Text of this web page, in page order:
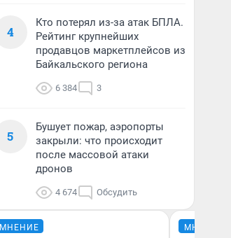
4
Кто потерял из-за атак БПЛА.
Рейтинг крупнейших
продавцов маркетплейсов из
Байкальского региона
6 384 3
5
Бушует пожар, аэропорты
закрыли: что происходит
после массовой атаки
дронов
4 674 Обсудить
МНЕНИЕ МНЕНИЕ